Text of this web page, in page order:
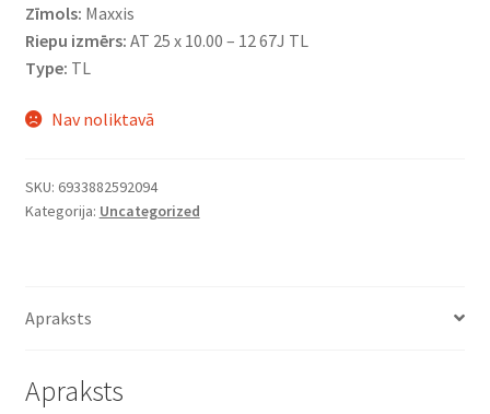
Zīmols: Maxxis
Riepu izmērs: AT 25 x 10.00 – 12 67J TL
Type: TL
Nav noliktavā
SKU: 6933882592094
Kategorija: Uncategorized
Apraksts
Apraksts